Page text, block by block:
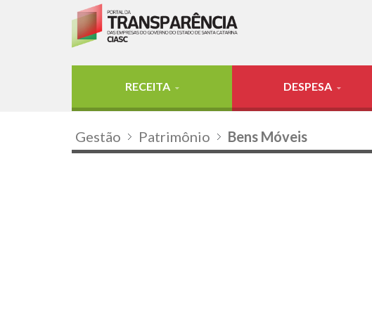
RECEITA DESPESA
Gestão Patrimônio Bens Móveis